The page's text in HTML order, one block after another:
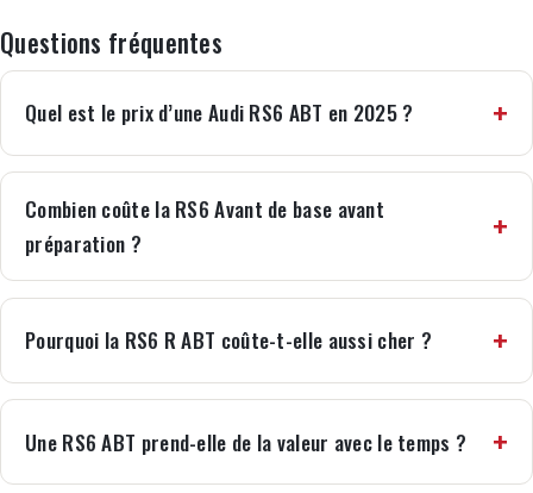
Questions fréquentes
Quel est le prix d’une Audi RS6 ABT en 2025 ?
Combien coûte la RS6 Avant de base avant
préparation ?
Pourquoi la RS6 R ABT coûte-t-elle aussi cher ?
Une RS6 ABT prend-elle de la valeur avec le temps ?